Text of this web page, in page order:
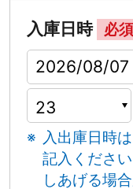
入庫日時 必須
入出庫日時
記入ください
しあげる場